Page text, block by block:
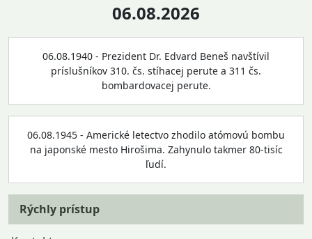
06.08.2026
06.08.1940 - Prezident Dr. Edvard Beneš navštívil
príslušníkov 310. čs. stíhacej perute a 311 čs.
bombardovacej perute.
06.08.1945 - Americké letectvo zhodilo atómovú bombu
na japonské mesto Hirošima. Zahynulo takmer 80-tisíc
ľudí.
Rýchly prístup